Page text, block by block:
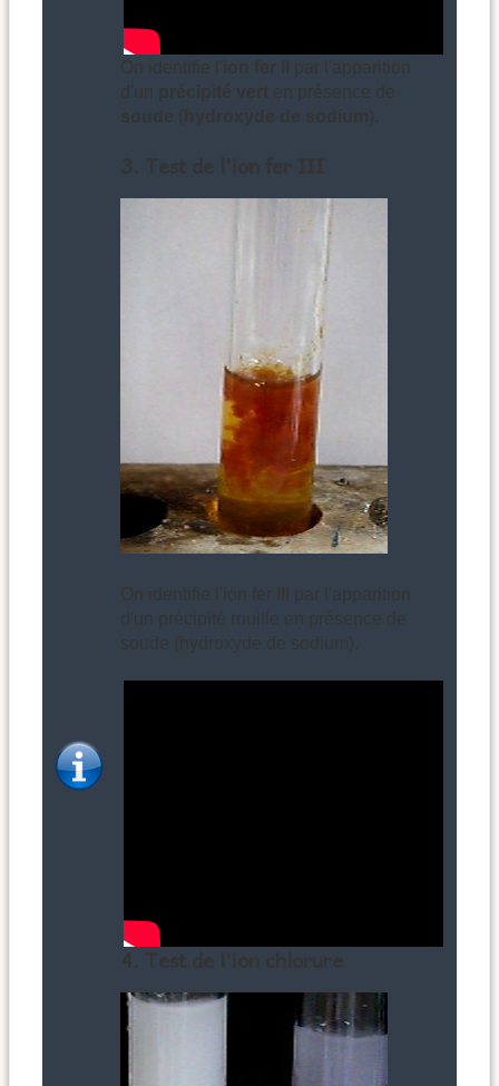
ion fer II
par l'apparition
précipité vert
en présence de
soude
hydroxyde de sodium
3. Test de l'ion fer III
On identifie l'ion fer III par l'apparition
d'un précipité rouille en présence de
soude (hydroxyde de sodium).
4. Test de l'ion chlorure